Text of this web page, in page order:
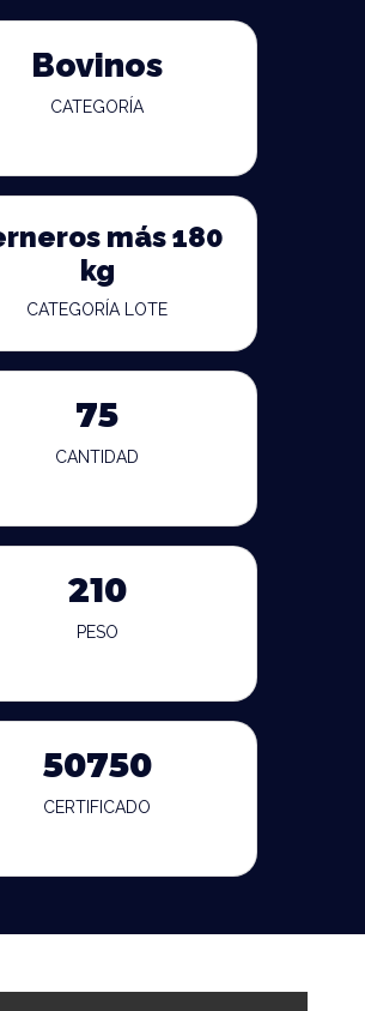
Bovinos
CATEGORÍA
más 180
kg
CATEGORÍA LOTE
75
CANTIDAD
210
PESO
50750
CERTIFICADO